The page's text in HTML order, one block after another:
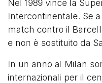
Nel 1989 vince la
Intercontinentale. Se
match contro il
e non è sostituito da
In un anno al Milan
internazionali per il